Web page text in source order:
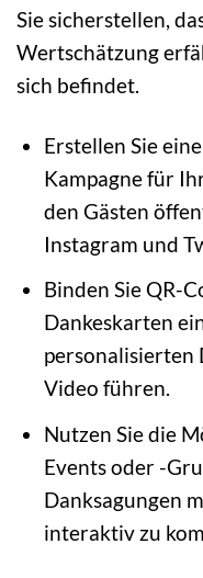
Sie sicherstellen,
Wertschätzung
sich befindet.
Erstellen Sie
Kampagne für
den Gästen
Instagram und
Binden Sie QR-
Dankeskarten
personalisierten
Video führen.
Nutzen Sie die
Events oder -
Danksagungen
interaktiv zu